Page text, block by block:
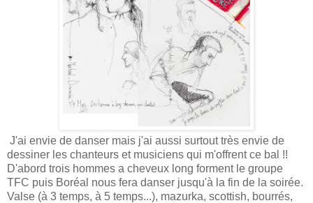
J'ai envie de danser mais j'ai aussi surtout très envie de
dessiner les chanteurs et musiciens qui m'offrent ce bal !!
D'abord trois hommes a cheveux long forment le groupe
TFC puis Boréal nous fera danser jusqu'à la fin de la soirée.
Valse (à 3 temps, à 5 temps...), mazurka, scottish, bourrés,